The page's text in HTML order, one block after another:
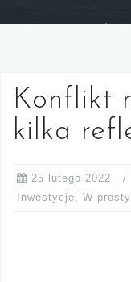
Konflikt
kilka
25 lutego 2022
Inwestycje
W